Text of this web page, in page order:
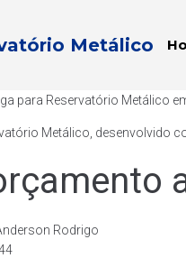
Metálico
para Reservatório Metálico
Metálico, desenvolvido
Rodrigo